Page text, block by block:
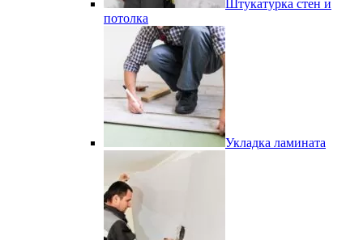
Штукатурка стен и
потолка
Укладка ламината